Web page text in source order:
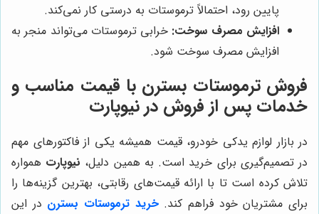
پایین رود، احتمالاً ترموستات به درستی کار نمی‌کند.
افزایش مصرف سوخت: خرابی ترموستات می‌تواند منجر به
افزایش مصرف سوخت شود.
فروش ترموستات بسترن با قیمت مناسب و
خدمات پس از فروش در نیوپارت
در بازار لوازم یدکی خودرو، قیمت همیشه یکی از فاکتورهای مهم
در تصمیم‌گیری برای خرید است. به همین دلیل، نیوپارت همواره
تلاش کرده است تا با ارائه قیمت‌های رقابتی، بهترین گزینه‌ها را
برای مشتریان خود فراهم کند.خرید ترموستات بسترن در این